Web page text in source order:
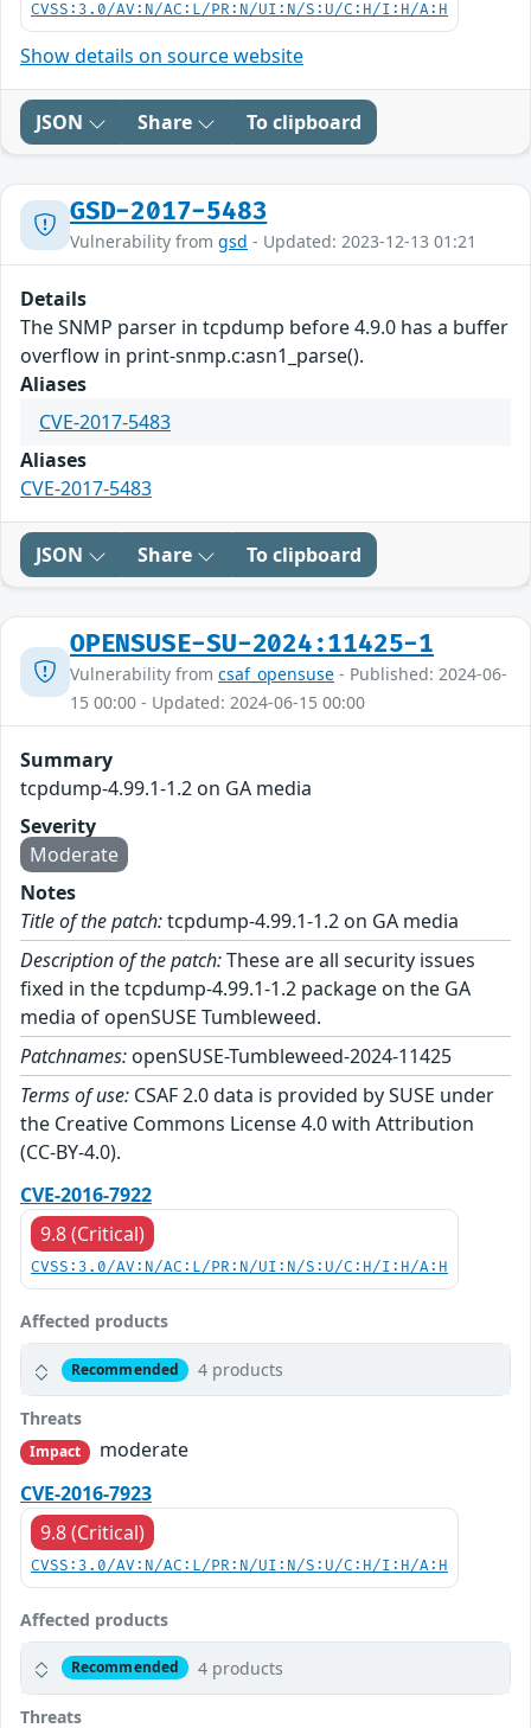
CVSS:3.0/AV:N/AC:L/PR:N/UI:N/S:U/C:H/I:H/A:H
Show details on source website
JSON Share To clipboard
GSD-2017-5483
Vulnerability from gsd - Updated: 2023-12-13 01:21
Details
The SNMP parser in tcpdump before 4.9.0 has a buffer
overflow in print-snmp.c:asn1_parse().
Aliases
CVE-2017-5483
Aliases
CVE-2017-5483
JSON Share To clipboard
OPENSUSE-SU-2024:11425-1
Vulnerability from csaf_opensuse - Published: 2024-06-
15 00:00 - Updated: 2024-06-15 00:00
Summary
tcpdump-4.99.1-1.2 on GA media
Severity
Moderate
Notes
Title of the patch:tcpdump-4.99.1-1.2 on GA media
Description of the patch:These are all security issues
fixed in the tcpdump-4.99.1-1.2 package on the GA
media of openSUSE Tumbleweed.
Patchnames: openSUSE-Tumbleweed-2024-11425
Terms of use: CSAF 2.0 data is provided by SUSE under
the Creative Commons License 4.0 with Attribution
(CC-BY-4.0).
CVE-2016-7922
9.8 (Critical)
CVSS:3.0/AV:N/AC:L/PR:N/UI:N/S:U/C:H/I:H/A:H
Affected products
Recommended 4 products
Threats
Impact
moderate
CVE-2016-7923
9.8 (Critical)
CVSS:3.0/AV:N/AC:L/PR:N/UI:N/S:U/C:H/I:H/A:H
Affected products
Recommended 4 products
Threats